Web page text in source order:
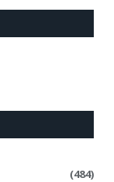
(484)